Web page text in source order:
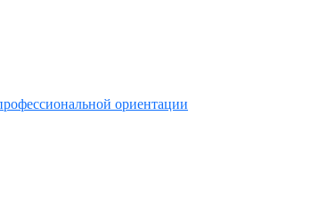
ориентации